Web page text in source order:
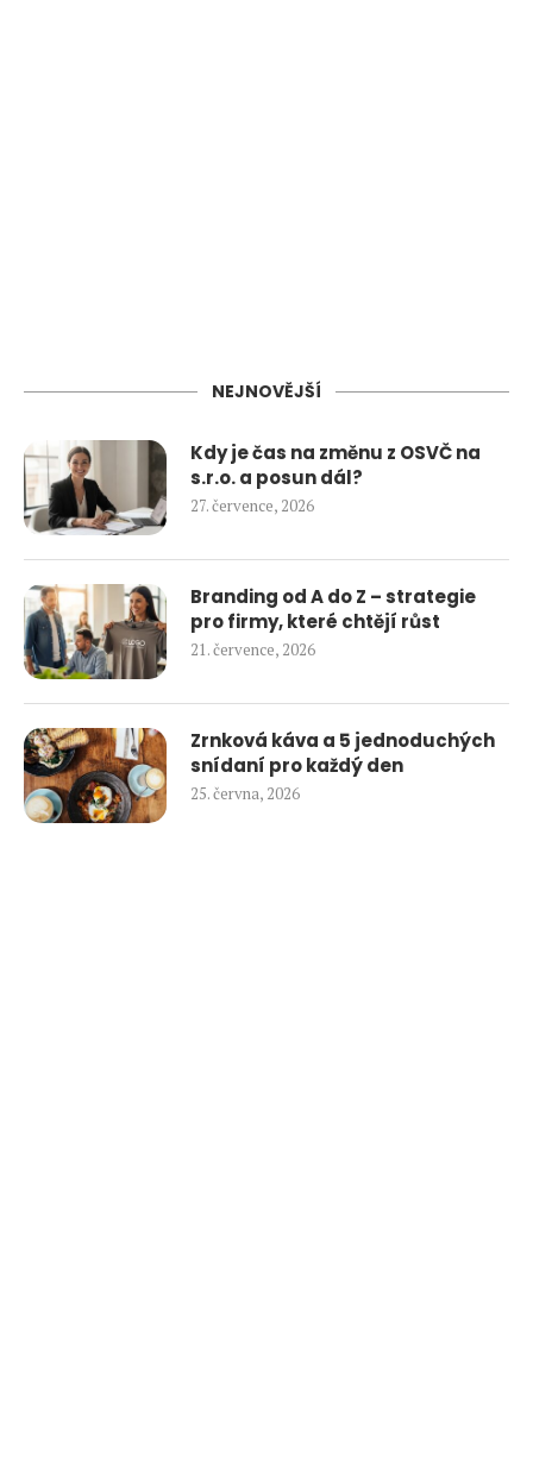
NEJNOVĚJŠÍ
Kdy je čas na změnu z OSVČ na
s.r.o. a posun dál?
27. července, 2026
Branding od A do Z – strategie
pro firmy, které chtějí růst
21. července, 2026
Zrnková káva a 5 jednoduchých
snídaní pro každý den
25. června, 2026